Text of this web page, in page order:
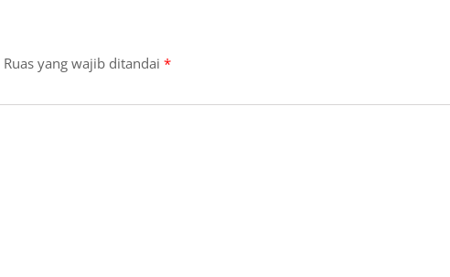
Ruas yang wajib ditandai *